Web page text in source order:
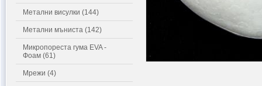
Метални висулки (144)
Метални мъниста (142)
Микропореста гума EVA -
Фоам (61)
Мрежи (4)